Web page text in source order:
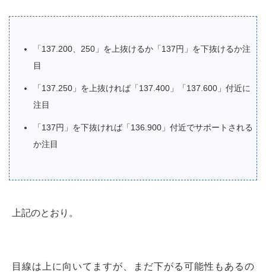
「137.200、250」を上抜けるか「137円」を下抜けるか注
目
「137.250」を上抜ければ「137.400」「137.600」付近に
注目
「137円」を下抜ければ「136.900」付近でサポートされる
か注目
上記のとおり。
目線は上に向いてますが、まだ下がる可能性もあるの